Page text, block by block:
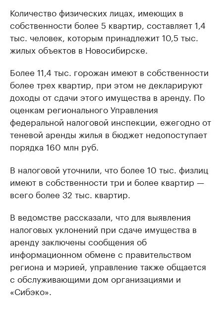
Количество физических лицах, имеющих в
собственности более 5 квартир, составляет 1,4
тыс. человек, которым принадлежит 10,5 тыс.
жилых объектов в Новосибирске.
Более 11,4 тыс. горожан имеют в собственности
более трех квартир, при этом не декларируют
доходы от сдачи этого имущества в аренду. По
оценкам регионального Управления
федеральной налоговой инспекции, ежегодно от
теневой аренды жилья в бюджет недопоступает
порядка 160 млн руб.
В налоговой уточнили, что более 10 тыс. физлиц
имеют в собственности три и более квартир —
всего более 32 тыс. квартир.
В ведомстве рассказали, что для выявления
налоговых уклонений при сдаче имущества в
аренду заключены сообщения об
информационном обмене с правительством
региона и мэрией, управление также общается
с обслуживающими дом организациями и
«Сибэко».